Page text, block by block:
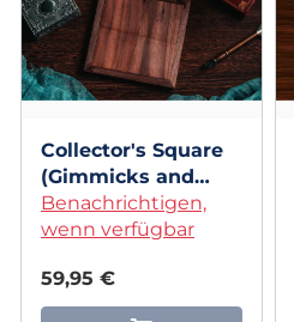
Collector's Square
(Gimmicks and
Online Instructions)
by Secret Factory
Benachrichtigen,
wenn verfügbar
59,95 €